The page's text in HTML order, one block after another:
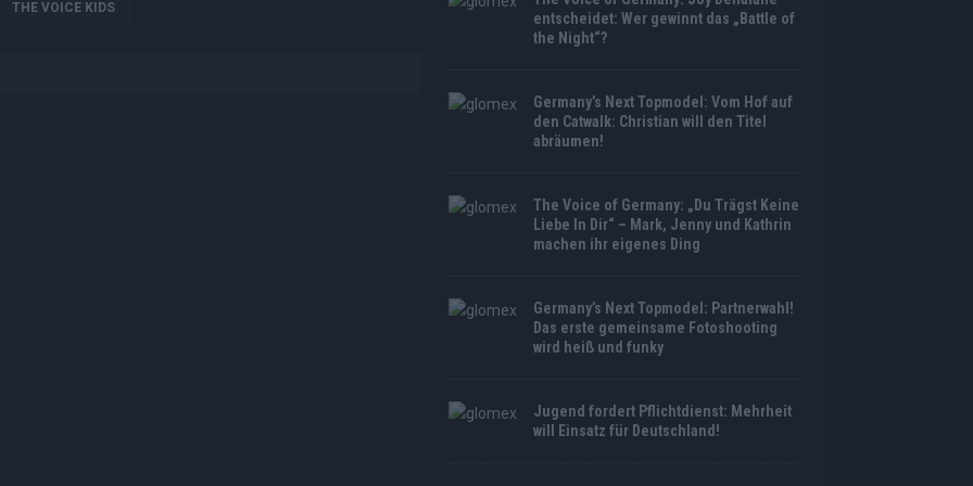
THE VOICE KIDS
entscheidet: Wer gewinnt das „Battle of
the Night“?
Germany’s Next Topmodel: Vom Hof auf
den Catwalk: Christian will den Titel
abräumen!
The Voice of Germany: „Du Trägst Keine
Liebe In Dir“ – Mark, Jenny und Kathrin
machen ihr eigenes Ding
Germany’s Next Topmodel: Partnerwahl!
Das erste gemeinsame Fotoshooting
wird heiß und funky
Jugend fordert Pflichtdienst: Mehrheit
will Einsatz für Deutschland!